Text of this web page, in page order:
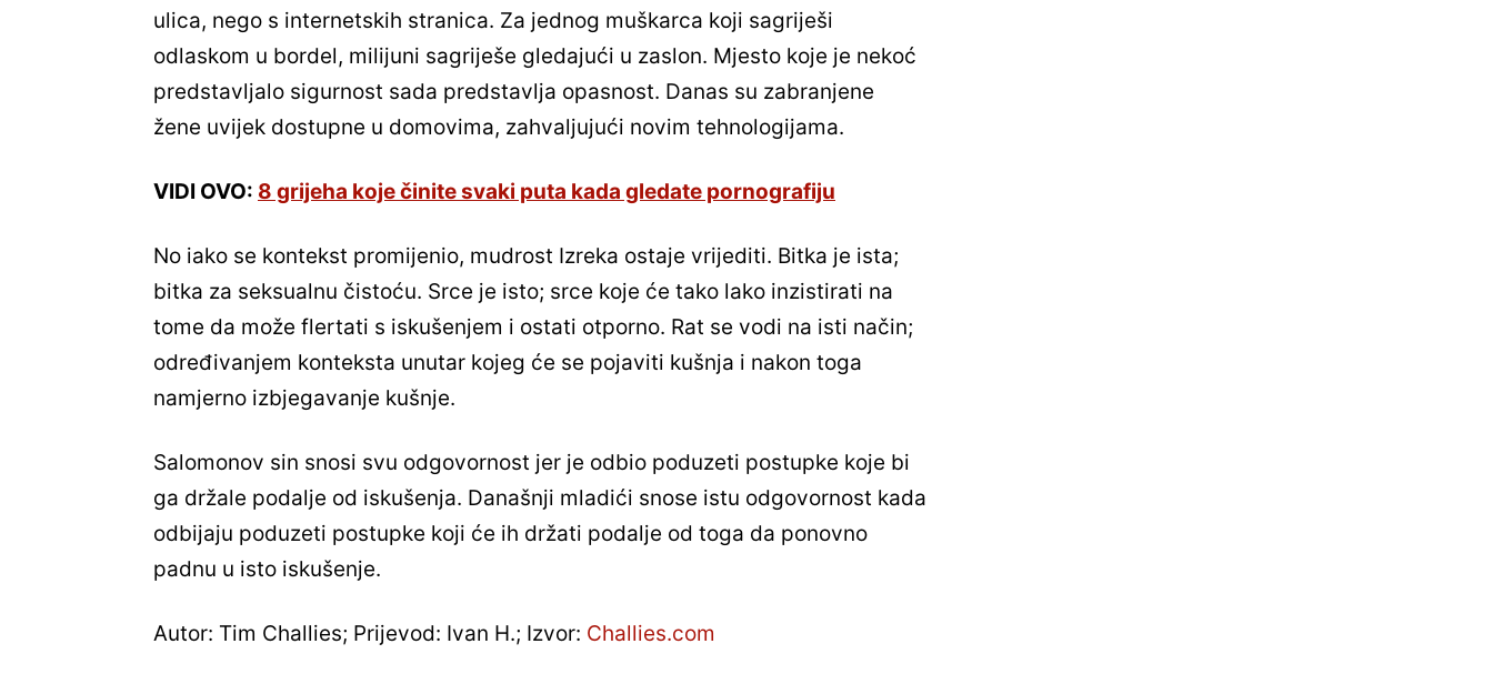
ulica, nego s internetskih stranica. Za jednog muškarca koji sagriješi
odlaskom u bordel, milijuni sagriješe gledajući u zaslon. Mjesto koje je nekoć
predstavljalo sigurnost sada predstavlja opasnost. Danas su zabranjene
žene uvijek dostupne u domovima, zahvaljujući novim tehnologijama.
VIDI OVO: 8 grijeha koje činite svaki puta kada gledate pornografiju
No iako se kontekst promijenio, mudrost Izreka ostaje vrijediti. Bitka je ista;
bitka za seksualnu čistoću. Srce je isto; srce koje će tako lako inzistirati na
tome da može flertati s iskušenjem i ostati otporno. Rat se vodi na isti način;
određivanjem konteksta unutar kojeg će se pojaviti kušnja i nakon toga
namjerno izbjegavanje kušnje.
Salomonov sin snosi svu odgovornost jer je odbio poduzeti postupke koje bi
ga držale podalje od iskušenja. Današnji mladići snose istu odgovornost kada
odbijaju poduzeti postupke koji će ih držati podalje od toga da ponovno
padnu u isto iskušenje.
Autor: Tim Challies; Prijevod: Ivan H.; Izvor: Challies.com